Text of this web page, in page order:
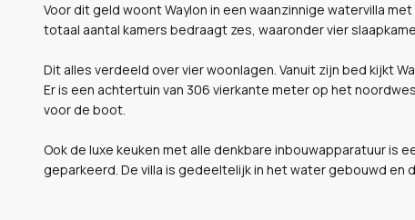
Voor dit geld woont Waylon in een waanzinnige watervilla
totaal aantal kamers bedraagt zes, waaronder vier
Dit alles verdeeld over vier woonlagen. Vanuit zijn bed kijkt
Er is een achtertuin van 306 vierkante meter op het
voor de boot.
Ook de luxe keuken met alle denkbare inbouwapparatuur is
geparkeerd. De villa is gedeeltelijk in het water gebouwd en